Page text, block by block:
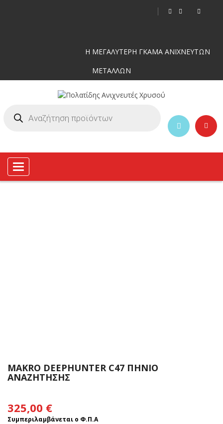
Η ΜΕΓΑΛΥΤΕΡΗ ΓΚΑΜΑ ΑΝΙΧΝΕΥΤΩΝ
ΜΕΤΑΛΛΩΝ
Toggle
navigation
MAKRO DEEPHUNTER C47 ΠΗΝΙΟ
ΑΝΑΖΗΤΗΣΗΣ
325,00 €
Συμπεριλαμβάνεται ο Φ.Π.Α